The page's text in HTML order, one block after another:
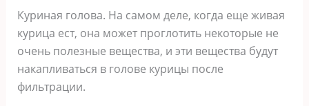
Куриная голова. На самом деле, когда еще живая
курица ест, она может проглотить некоторые не
очень полезные вещества, и эти вещества будут
накапливаться в голове курицы после
фильтрации.